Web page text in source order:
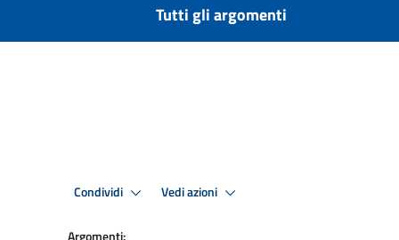
Tutti gli argomenti
Condividi Vedi azioni
Argomenti: